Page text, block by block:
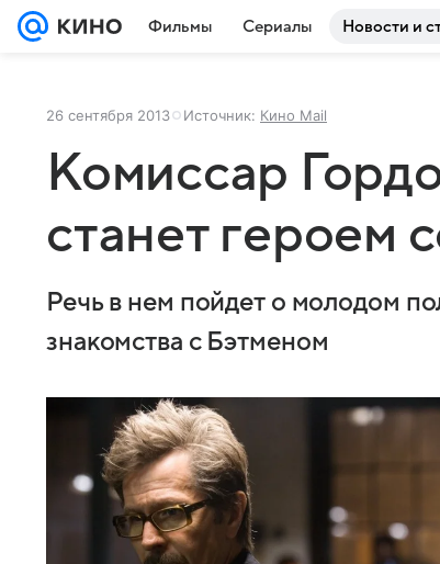
Фильмы Сериалы Новости и
26 сентября 2013 Источник: Кино Mail
Комиссар
станет героем
Речь в нем пойдет о молодом
знакомства с Бэтменом